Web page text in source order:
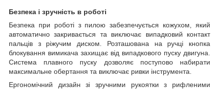
Безпека і зручність в роботі
Безпека при роботі з пилою забезпечується кожухом, який
автоматично закривається та виключає випадковий контакт
пальців з ріжучим диском. Розташована на ручці кнопка
блокування вимикача захищає від випадкового пуску двигуна.
Система плавного пуску дозволяє поступово набирати
максимальне обертання та виключає ривки інструмента.
Ергономічний дизайн зі зручними рукоятки з рифленими